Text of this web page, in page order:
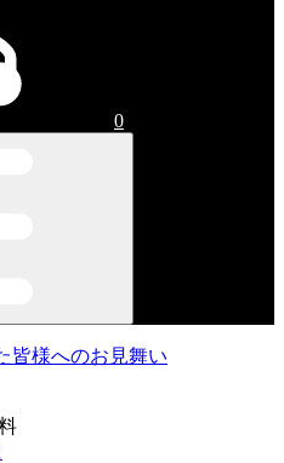
0
皆様へのお見舞い